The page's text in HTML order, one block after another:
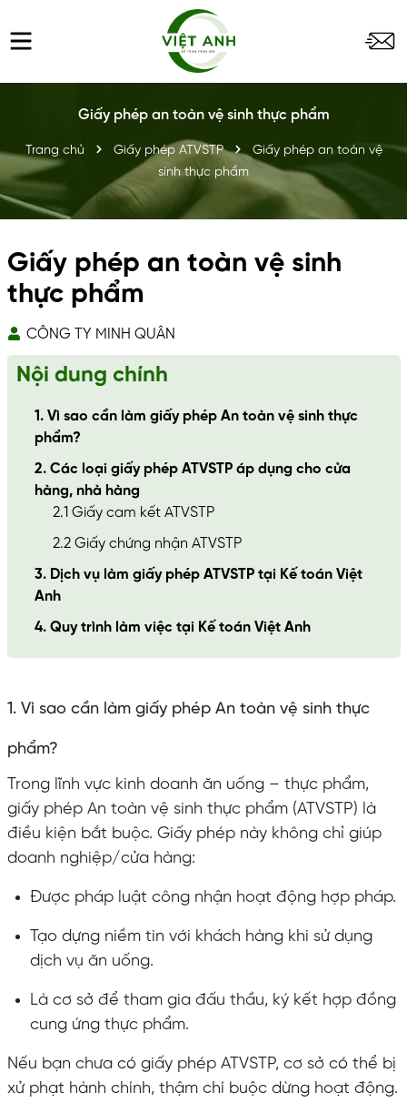
Giấy phép an toàn vệ sinh thực phẩm
Trang chủ Giấy phép ATVSTP
Giấy phép an toàn vệ
sinh thực phẩm
Giấy phép an toàn vệ sinh
thực phẩm
CÔNG TY MINH QUÂN
Nội dung chính
1. Vì sao cần làm giấy phép An toàn vệ sinh thực
phẩm?
2. Các loại giấy phép ATVSTP áp dụng cho cửa
hàng, nhà hàng
2.1 Giấy cam kết ATVSTP
2.2 Giấy chứng nhận ATVSTP
3. Dịch vụ làm giấy phép ATVSTP tại Kế toán Việt
Anh
4. Quy trình làm việc tại Kế toán Việt Anh
1. Vì sao cần làm giấy phép An toàn vệ sinh thực
phẩm?
Trong lĩnh vực kinh doanh ăn uống – thực phẩm,
giấy phép An toàn vệ sinh thực phẩm (ATVSTP) là
điều kiện bắt buộc. Giấy phép này không chỉ giúp
doanh nghiệp/cửa hàng:
Được pháp luật công nhận hoạt động hợp pháp.
Tạo dựng niềm tin với khách hàng khi sử dụng
dịch vụ ăn uống.
Là cơ sở để tham gia đấu thầu, ký kết hợp đồng
cung ứng thực phẩm.
Nếu bạn chưa có giấy phép ATVSTP, cơ sở có thể bị
xử phạt hành chính, thậm chí buộc dừng hoạt động.